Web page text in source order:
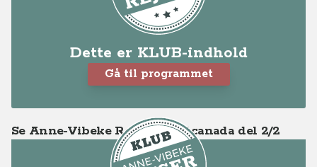
Dette er KLUB-indhold
Gå til programmet
Se Anne-Vibeke Rejser - Vestcanada del 2/2